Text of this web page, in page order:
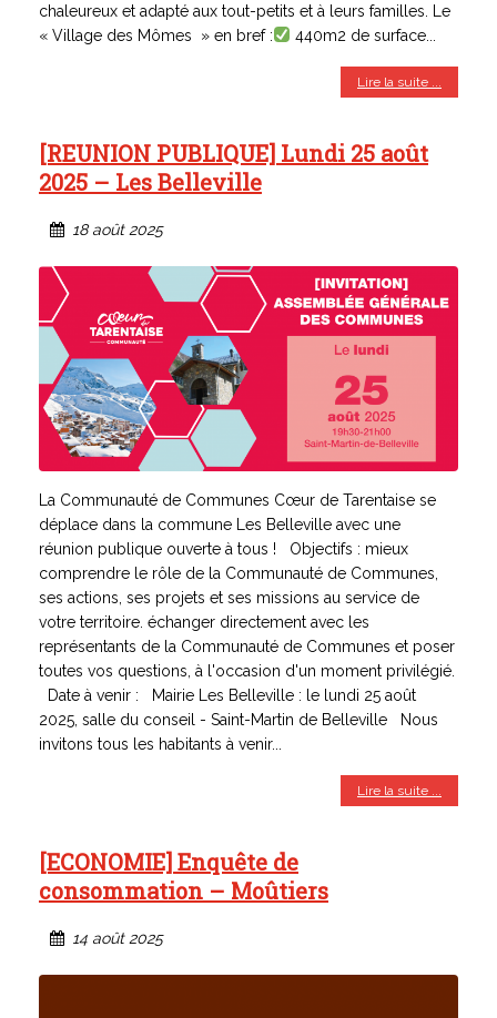
chaleureux et adapté aux tout-petits et à leurs familles. Le
« Village des Mômes » en bref :
440m2 de surface...
Lire la suite ...
[REUNION PUBLIQUE] Lundi 25 août
2025 – Les Belleville
18 août 2025
La Communauté de Communes Cœur de Tarentaise se
déplace dans la commune Les Belleville avec une
réunion publique ouverte à tous ! Objectifs : mieux
comprendre le rôle de la Communauté de Communes,
ses actions, ses projets et ses missions au service de
votre territoire. échanger directement avec les
représentants de la Communauté de Communes et poser
toutes vos questions, à l'occasion d'un moment privilégié.
Date à venir : Mairie Les Belleville : le lundi 25 août
2025, salle du conseil - Saint-Martin de Belleville Nous
invitons tous les habitants à venir...
Lire la suite ...
[ECONOMIE] Enquête de
consommation – Moûtiers
14 août 2025